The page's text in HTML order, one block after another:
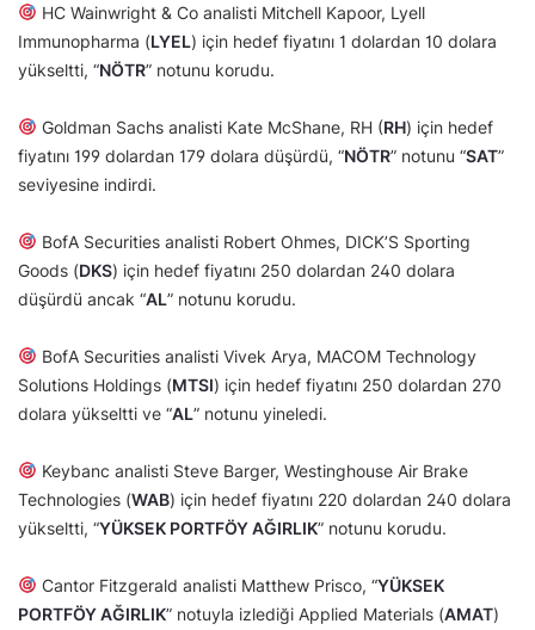
HC Wainwright & Co analisti Mitchell Kapoor, Lyell
Immunopharma (LYEL) için hedef fiyatını 1 dolardan 10 dolara
yükseltti, “NÖTR” notunu korudu.
Goldman Sachs analisti Kate McShane, RH (RH) için hedef
fiyatını 199 dolardan 179 dolara düşürdü, “NÖTR” notunu “SAT”
seviyesine indirdi.
BofA Securities analisti Robert Ohmes, DICK’S Sporting
Goods (DKS) için hedef fiyatını 250 dolardan 240 dolara
düşürdü ancak “AL” notunu korudu.
BofA Securities analisti Vivek Arya, MACOM Technology
Solutions Holdings (MTSI) için hedef fiyatını 250 dolardan 270
dolara yükseltti ve “AL” notunu yineledi.
Keybanc analisti Steve Barger, Westinghouse Air Brake
Technologies (WAB) için hedef fiyatını 220 dolardan 240 dolara
yükseltti, “YÜKSEK PORTFÖY AĞIRLIK” notunu korudu.
Cantor Fitzgerald analisti Matthew Prisco, “YÜKSEK
PORTFÖY AĞIRLIK” notuyla izlediği Applied Materials (AMAT)